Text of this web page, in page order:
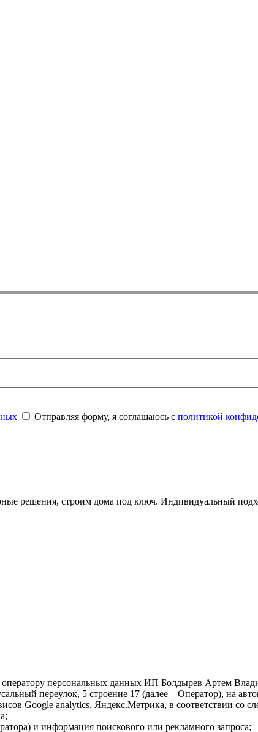
Отправляя форму, я соглашаюсь с политикой
решения, строим дома под ключ. Индивидуальный
персональных данных ИП Болдырев Артем
переулок, 5 строение 17 (далее – Оператор), на
Google analytics, Яндекс.Метрика, в соответствии со
и информация поискового или рекламного запроса;